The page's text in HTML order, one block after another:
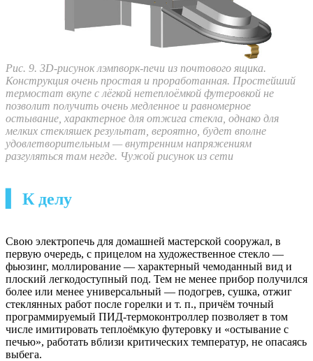
Рис. 9. 3D-рисунок лэмпворк-печи из почтового ящика.
Конструкция очень простая и проработанная. Простейший
термостат вкупе с лёгкой нетеплоёмкой футеровкой не
позволит получить очень медленное и равномерное
остывание, характерное для отжига стекла, однако для
мелких стекляшек результат, вероятно, будет вполне
удовлетворительным — внутренним напряжениям
разгуляться там негде. Чужой рисунок из сети
▍ К делу
Свою электропечь для домашней мастерской сооружал, в
первую очередь, с прицелом на художественное стекло —
фьюзинг, моллирование — характерный чемоданный вид и
плоский легкодоступный под. Тем не менее прибор получился
более или менее универсальный — подогрев, сушка, отжиг
стеклянных работ после горелки и т. п., причём точный
программируемый ПИД-термоконтроллер позволяет в том
числе имитировать теплоёмкую футеровку и «остывание с
печью», работать вблизи критических температур, не опасаясь
выбега.